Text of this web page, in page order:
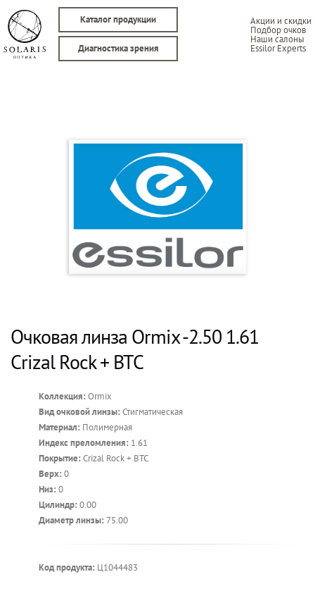
Каталог продукции Акции и скидки
Подбор очков
Наши салоны
Essilor Experts
Диагностика зрения
Очковая линза Ormix -2.50 1.61
Crizal Rock + BTC
Коллекция: Ormix
Вид очковой линзы: Стигматическая
Материал: Полимерная
Индекс преломления: 1.61
Покрытие: Crizal Rock + BTC
Верх: 0
Низ: 0
Цилиндр: 0.00
Диаметр линзы: 75.00
Код продукта: Ц1044483